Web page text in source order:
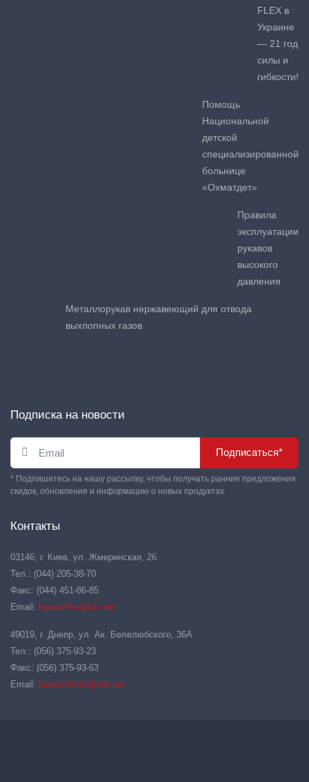
FLEX в
Украине
— 21 год
силы и
гибкости!
Помощь
Национальной
детской
специализированной
больнице
«Охматдет»
Правила
эксплуатации
рукавов
высокого
давления
Металлорукав нержавеющий для отвода
выхлопных газов
Подписка на новости
Подписаться*
* Подпишитесь на нашу рассылку, чтобы получать ранние предложения
скидок, обновления и информацию о новых продуктах.
Контакты
03146, г. Киев, ул. Жмеринская, 26
Тел.: (044) 205-38-70
Факс: (044) 451-86-85
Email: hansa-flex@ukr.net
49019, г. Днепр, ул. Ак. Белелюбского, 36А
Тел.: (056) 375-93-23
Факс: (056) 375-93-63
Email: hansa-flexdn@ukr.net